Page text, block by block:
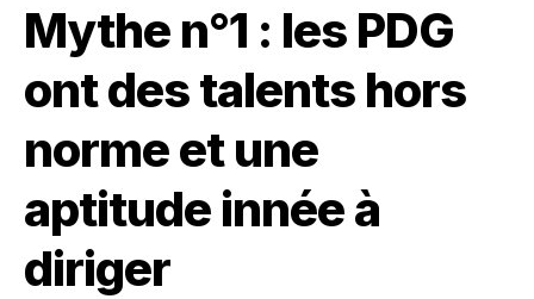
Mythe n°1 : les PDG
ont des talents hors
norme et une
aptitude innée à
diriger